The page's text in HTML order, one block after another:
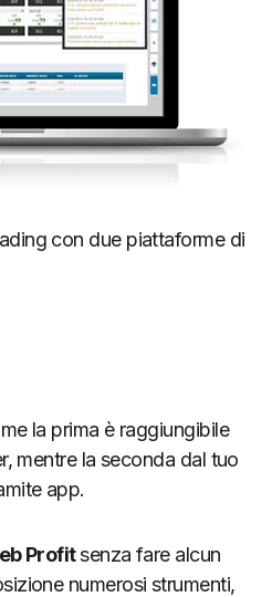
con due piattaforme di
la prima è raggiungibile
mentre la seconda dal tuo
app.
Profitsenza fare alcun
numerosi strumenti,